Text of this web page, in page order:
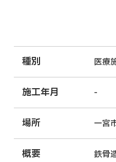
種別 医療
施工年月 -
場所 一宮
概要 鉄骨